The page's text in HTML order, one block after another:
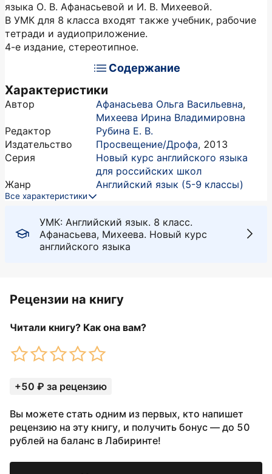
УМК: Английский язык. 8 класс.
Афанасьева, Михеева. Новый курс
английского языка
языка О. В. Афанасьевой и И. В. Михеевой.
В УМК для 8 класса входят также учебник, рабочие
тетради и аудиоприложение.
4-е издание, стереотипное.
Содержание
Характеристики
Автор Афанасьева Ольга Васильевна,
Михеева Ирина Владимировна
Редактор
Рубина Е. В.
Издательство
Просвещение/Дрофа, 2013
Серия
Новый курс английского языка
для российских школ
Жанр
Английский язык (5-9 классы)
Все характеристики
Рецензии на книгу
Читали книгу? Как она вам?
+50 ₽ за рецензию
Вы можете стать одним из первых, кто напишет
рецензию на эту книгу, и получить бонус — до 50
рублей на баланс в Лабиринте!